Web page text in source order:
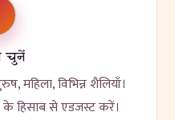
चुनें
महिला, विभिन्न शैलियाँ।
हिसाब से एडजस्ट करें।